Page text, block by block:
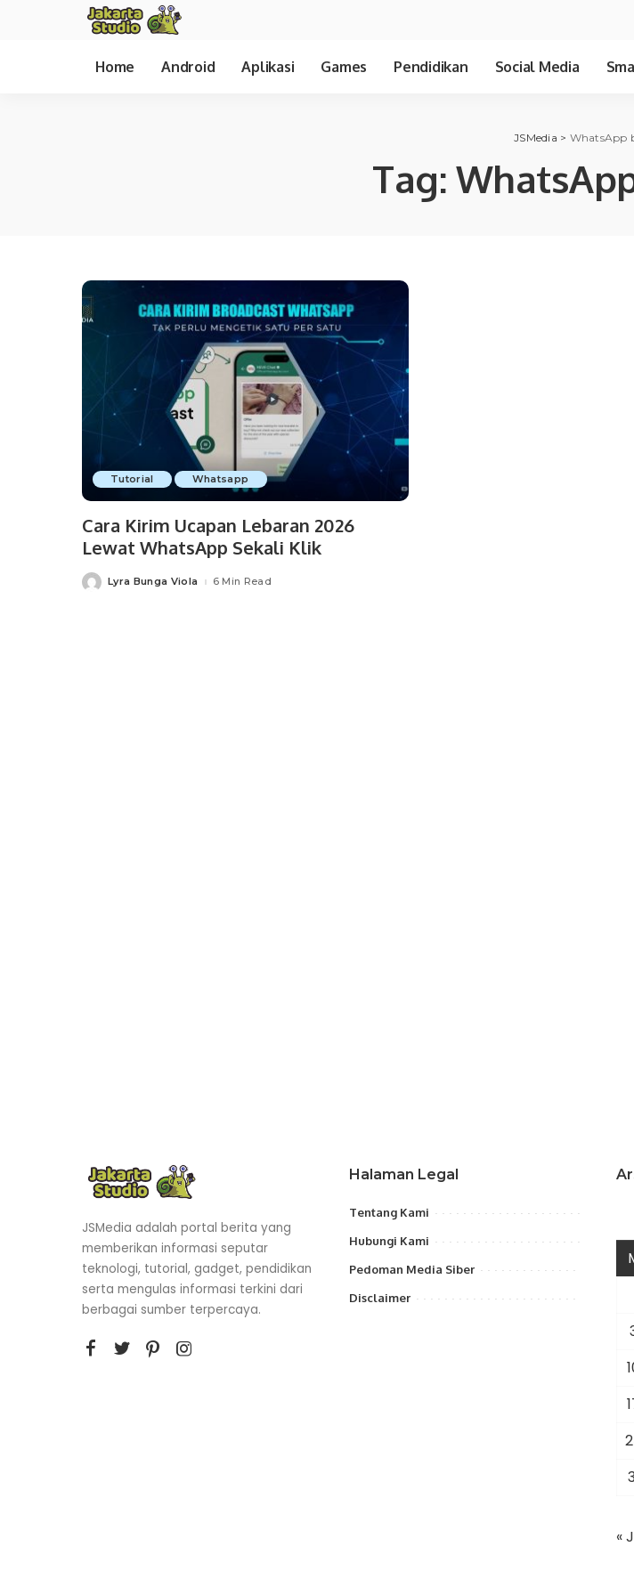
Home Android Aplikasi Games Pendidikan Social Media
JSMedia > WhatsApp
Tag:
Tutorial Whatsapp
Cara Kirim Ucapan Lebaran 2026
Lewat WhatsApp Sekali Klik
PostedLyra Bunga Viola 6 Min Read
JSMedia adalah portal berita yang
memberikan informasi seputar
teknologi, tutorial, gadget, pendidikan
serta mengulas informasi terkini dari
berbagai sumber terpercaya.
Halaman Legal
Tentang Kami
Hubungi Kami
Pedoman Media Siber
Disclaimer
«